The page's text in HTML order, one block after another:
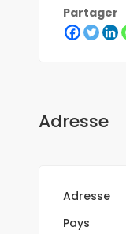
Partager
Adresse
Adresse
Pays